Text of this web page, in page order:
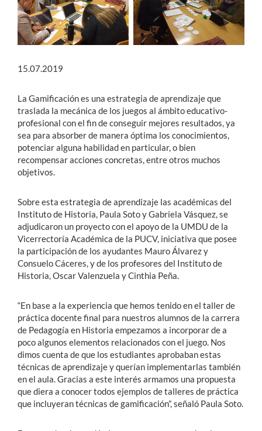
15.07.2019
La Gamificación es una estrategia de aprendizaje que
traslada la mecánica de los juegos al ámbito educativo-
profesional con el fin de conseguir mejores resultados, ya
sea para absorber de manera óptima los conocimientos,
potenciar alguna habilidad en particular, o bien
recompensar acciones concretas, entre otros muchos
objetivos.
Sobre esta estrategia de aprendizaje las académicas del
Instituto de Historia, Paula Soto y Gabriela Vásquez, se
adjudicaron un proyecto con el apoyo de la UMDU de la
Vicerrectoría Académica de la PUCV, iniciativa que posee
la participación de los ayudantes Mauro Álvarez y
Consuelo Cáceres, y de los profesores del Instituto de
Historia, Oscar Valenzuela y Cinthia Peña.
“En base a la experiencia que hemos tenido en el taller de
práctica docente final para nuestros alumnos de la carrera
de Pedagogía en Historia empezamos a incorporar de a
poco algunos elementos relacionados con el juego. Nos
dimos cuenta de que los estudiantes aprobaban estas
técnicas de aprendizaje y querían implementarlas también
en el aula. Gracias a este interés armamos una propuesta
que diera a conocer todos ejemplos de talleres de práctica
que incluyeran técnicas de gamificación”, señaló Paula Soto.